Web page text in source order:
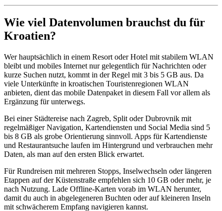
Wie viel Datenvolumen brauchst du für
Kroatien?
Wer hauptsächlich in einem Resort oder Hotel mit stabilem WLAN
bleibt und mobiles Internet nur gelegentlich für Nachrichten oder
kurze Suchen nutzt, kommt in der Regel mit 3 bis 5 GB aus. Da
viele Unterkünfte in kroatischen Touristenregionen WLAN
anbieten, dient das mobile Datenpaket in diesem Fall vor allem als
Ergänzung für unterwegs.
Bei einer Städtereise nach Zagreb, Split oder Dubrovnik mit
regelmäßiger Navigation, Kartendiensten und Social Media sind 5
bis 8 GB als grobe Orientierung sinnvoll. Apps für Kartendienste
und Restaurantsuche laufen im Hintergrund und verbrauchen mehr
Daten, als man auf den ersten Blick erwartet.
Für Rundreisen mit mehreren Stopps, Inselwechseln oder längeren
Etappen auf der Küstenstraße empfehlen sich 10 GB oder mehr, je
nach Nutzung. Lade Offline-Karten vorab im WLAN herunter,
damit du auch in abgelegeneren Buchten oder auf kleineren Inseln
mit schwächerem Empfang navigieren kannst.